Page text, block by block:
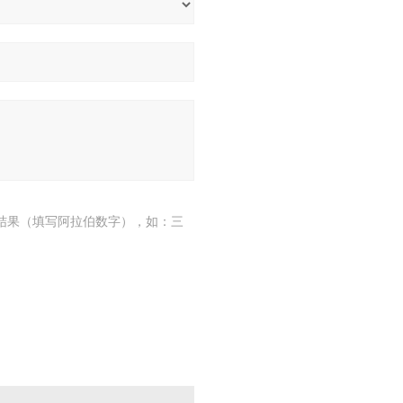
果（填写阿拉伯数字），如：三